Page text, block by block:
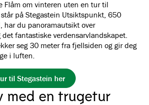
Flåm om vinteren uten en tur til
på Stegastein Utsiktspunkt, 650
har du panoramautsikt over
fantastiske verdensarvlandskapet.
seg 30 meter fra fjellsiden og gir deg
i luften.
til Stegastein her
med en trugetur